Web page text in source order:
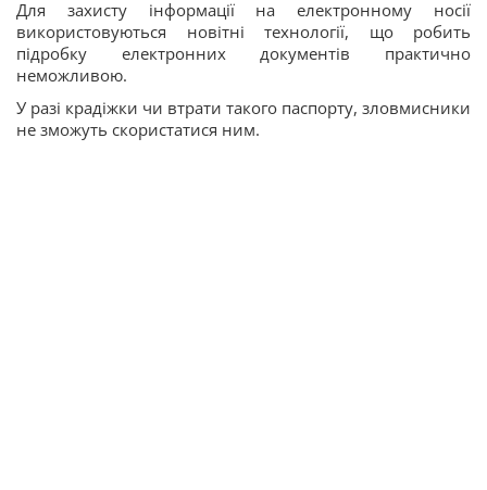
Для захисту інформації на електронному носії
використовуються новітні технології, що робить
підробку електронних документів практично
неможливою.
У разі крадіжки чи втрати такого паспорту, зловмисники
не зможуть скористатися ним.